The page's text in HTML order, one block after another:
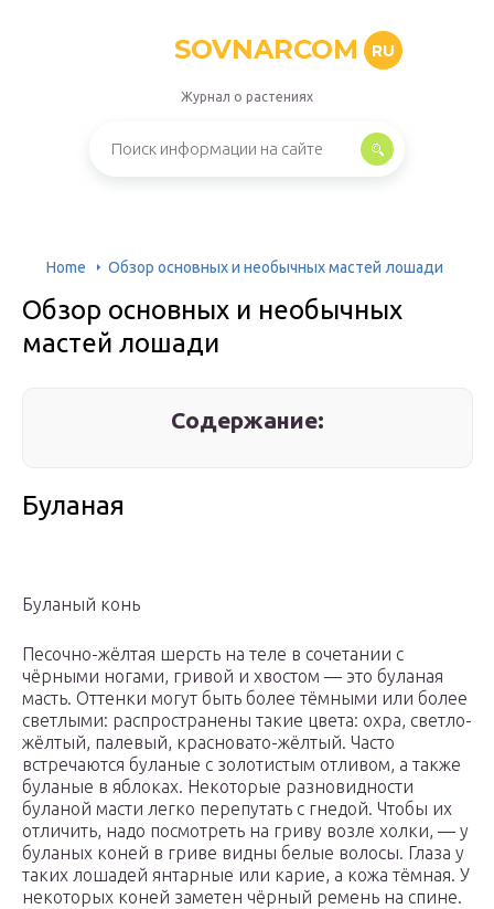
SOVNARCOM RU
Журнал о растениях
Home Обзор основных и необычных мастей лошади
Обзор основных и необычных
мастей лошади
Содержание:
Буланая
Буланый конь
Песочно-жёлтая шерсть на теле в сочетании с
чёрными ногами, гривой и хвостом — это буланая
масть. Оттенки могут быть более тёмными или более
светлыми: распространены такие цвета: охра, светло-
жёлтый, палевый, красновато-жёлтый. Часто
встречаются буланые с золотистым отливом, а также
буланые в яблоках. Некоторые разновидности
буланой масти легко перепутать с гнедой. Чтобы их
отличить, надо посмотреть на гриву возле холки, — у
буланых коней в гриве видны белые волосы. Глаза у
таких лошадей янтарные или карие, а кожа тёмная. У
некоторых коней заметен чёрный ремень на спине.